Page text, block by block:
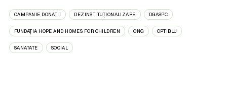
CAMPANIE DONATII DEZINSTITUȚIONALIZARE DGASPC
FUNDAȚIA HOPE AND HOMES FOR CHILDREN ONG OPTIBLU
SANATATE SOCIAL